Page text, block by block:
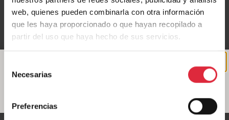
web, quienes pueden combinarla con otra información
que les haya proporcionado o que hayan recopilado a
partir del uso que haya hecho de sus servicios.
Necesarias
Preferencias
Arquitectura: Mendaro Arquitectos / Fotografía: © Élena